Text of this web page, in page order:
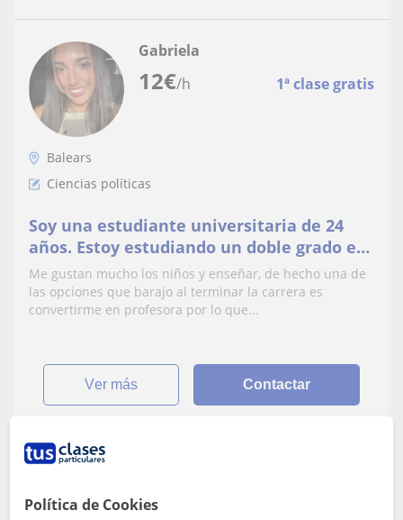
12€/h 1ª clase gratis
Gabriela
Balears
Ciencias políticas
Soy una estudiante universitaria de 24
años. Estoy estudiando un doble grado en
Derecho y Ciencias Políticas
Me gustan mucho los niños y enseñar, de hecho una de
las opciones que barajo al terminar la carrera es
convertirme en profesora por lo que...
ver más Contactar
10
Política de Cookies